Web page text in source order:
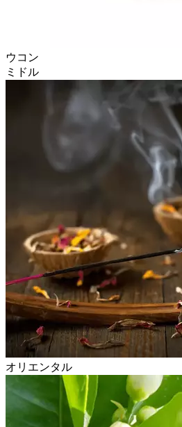
ウコン
ミドル
オリエンタル